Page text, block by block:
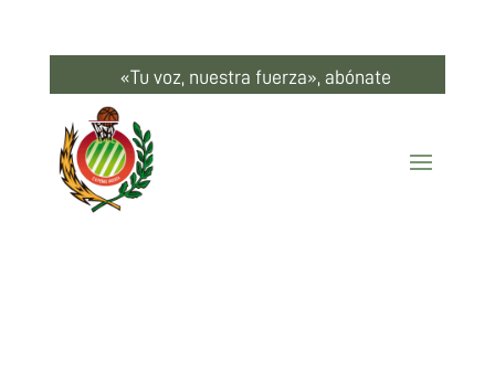
«Tu voz, nuestra fuerza», abónate